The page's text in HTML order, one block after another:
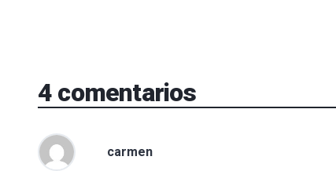
4 comentarios
carmen